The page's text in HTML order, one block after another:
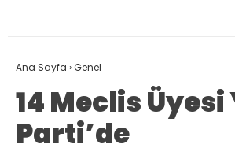
Ana Sayfa ›Genel
14 Meclis Üyesi
Parti’de